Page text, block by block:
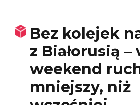
Bez kolejek
z Białorusią –
weekend
mniejszy, niż